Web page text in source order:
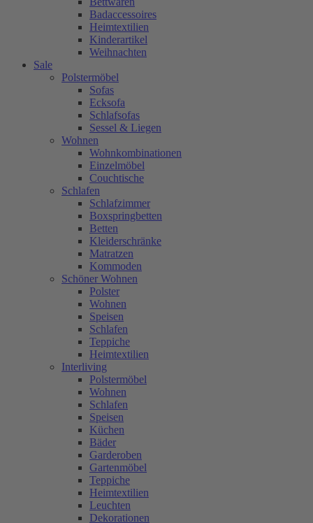
Badaccessoires
Heimtextilien
Kinderartikel
Weihnachten
Sale
Polstermöbel
Sofas
Ecksofa
Schlafsofas
Sessel & Liegen
Wohnen
Wohnkombinationen
Einzelmöbel
Couchtische
Schlafen
Schlafzimmer
Boxspringbetten
Betten
Kleiderschränke
Matratzen
Kommoden
Schöner Wohnen
Polster
Wohnen
Speisen
Schlafen
Teppiche
Heimtextilien
Interliving
Polstermöbel
Wohnen
Schlafen
Speisen
Küchen
Bäder
Garderoben
Gartenmöbel
Teppiche
Heimtextilien
Leuchten
Dekorationen